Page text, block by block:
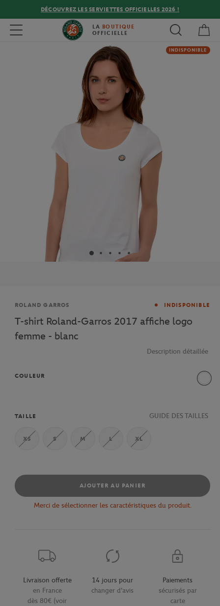
DÉCOUVREZ LES SERVIETTES OFFICIELLES 2026 !
Toggle navigation LA BOUTIQUE
OFFICIELLE
INDISPONIBLE
Marque
ROLAND GARROS INDISPONIBLE
T-shirt Roland-Garros 2017 affiche logo
femme - blanc
Description détaillée
COULEUR
Blanc
TAILLE GUIDE DES TAILLES
XS S M L XL
AJOUTER AU PANIER
Merci de sélectionner les caractéristiques du produit.
Livraison offerte
en France
dès 80€ (voir
14 jours pour
changer d'avis
Paiements
sécurisés par
carte